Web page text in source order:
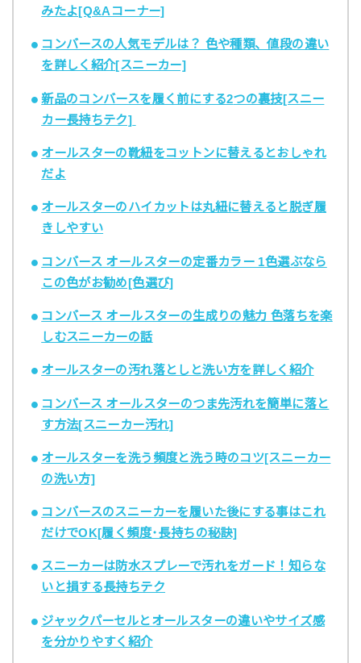
みたよ[Q&Aコーナー]
コンバースの人気モデルは？ 色や種類、値段の違い
を詳しく紹介[スニーカー]
新品のコンバースを履く前にする2つの裏技[スニー
カー長持ちテク]
オールスターの靴紐をコットンに替えるとおしゃれ
だよ
オールスターのハイカットは丸紐に替えると脱ぎ履
きしやすい
コンバース オールスターの定番カラー 1色選ぶなら
この色がお勧め[色選び]
コンバース オールスターの生成りの魅力 色落ちを楽
しむスニーカーの話
オールスターの汚れ落としと洗い方を詳しく紹介
コンバース オールスターのつま先汚れを簡単に落と
す方法[スニーカー汚れ]
オールスターを洗う頻度と洗う時のコツ[スニーカー
の洗い方]
コンバースのスニーカーを履いた後にする事はこれ
だけでOK[履く頻度･長持ちの秘訣]
スニーカーは防水スプレーで汚れをガード！知らな
いと損する長持ちテク
ジャックパーセルとオールスターの違いやサイズ感
を分かりやすく紹介